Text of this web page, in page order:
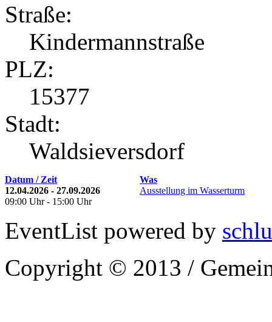
Straße:
Kindermannstraße
PLZ:
15377
Stadt:
Waldsieversdorf
Datum / Zeit
Was
12.04.2026 - 27.09.2026
09:00 Uhr - 15:00 Uhr
Ausstellung im Wasserturm
EventList powered by
Copyright © 2013 /